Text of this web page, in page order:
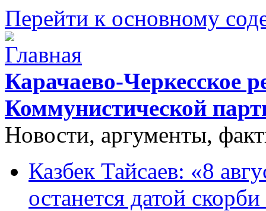
Перейти к основному
Карачаево-Черкесское
Коммунистической
Новости, аргументы,
Казбек Тайсаев: «8
останется датой